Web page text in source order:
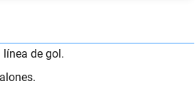
de gol.